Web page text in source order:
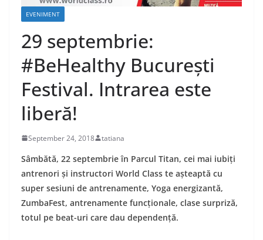
EVENIMENT
29 septembrie:
#BeHealthy București
Festival. Intrarea este
liberă!
September 24, 2018 tatiana
Sâmbătă, 22 septembrie în Parcul Titan, cei mai iubiți
antrenori și instructori World Class te așteaptă cu
super sesiuni de antrenamente, Yoga energizantă,
ZumbaFest, antrenamente funcționale, clase surpriză,
totul pe beat-uri care dau dependență.